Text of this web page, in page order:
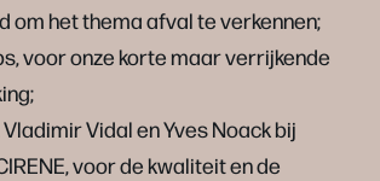
om het thema afval te verkennen;
voor onze korte maar verrijkende
Vidal en Yves Noack bij
voor de kwaliteit en de